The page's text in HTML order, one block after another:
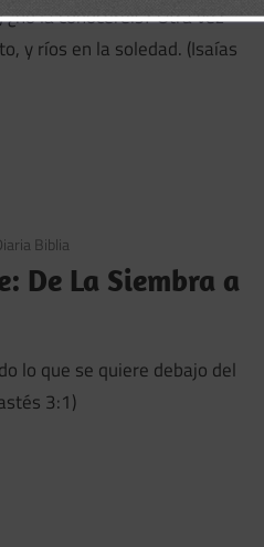
la conoceréis? Otra vez
y ríos en la soledad. (Isaías
Biblia
De La Siembra a
lo que se quiere debajo del
3:1)